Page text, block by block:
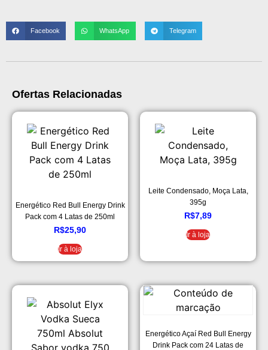
Facebook WhatsApp Telegram
Ofertas Relacionadas
Energético Red Bull Energy Drink
Pack com 4 Latas de 250ml
R$25,90
Ir à loja
Leite Condensado, Moça Lata,
395g
R$7,89
Ir à loja
Energético Açaí Red Bull Energy
Drink Pack com 24 Latas de